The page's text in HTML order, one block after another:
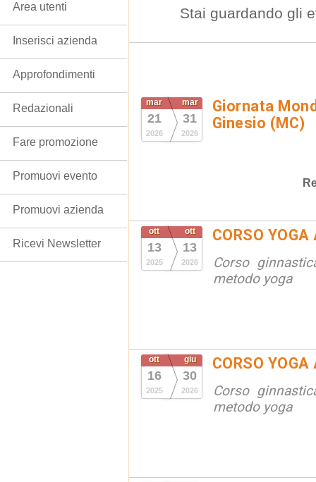
Stai guardando gli
mar
21
2026
mar
31
2026
Giornata
Ginesio (MC)
ott
13
2025
ott
13
2026
CORSO
Corso
metodo yoga
ott
16
2025
giu
30
2026
CORSO
Corso
metodo yoga
Area utenti
Inserisci azienda
Approfondimenti
Redazionali
Fare promozione
Promuovi evento
Promuovi azienda
Ricevi Newsletter